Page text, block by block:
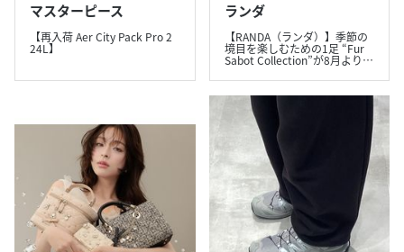
マスターピース
【再入荷 Aer City Pack Pro 2
24L】
ランダ
【RANDA（ランダ）】季節の
境目を楽しむための1足 “Fur
Sabot Collection”が8月より…